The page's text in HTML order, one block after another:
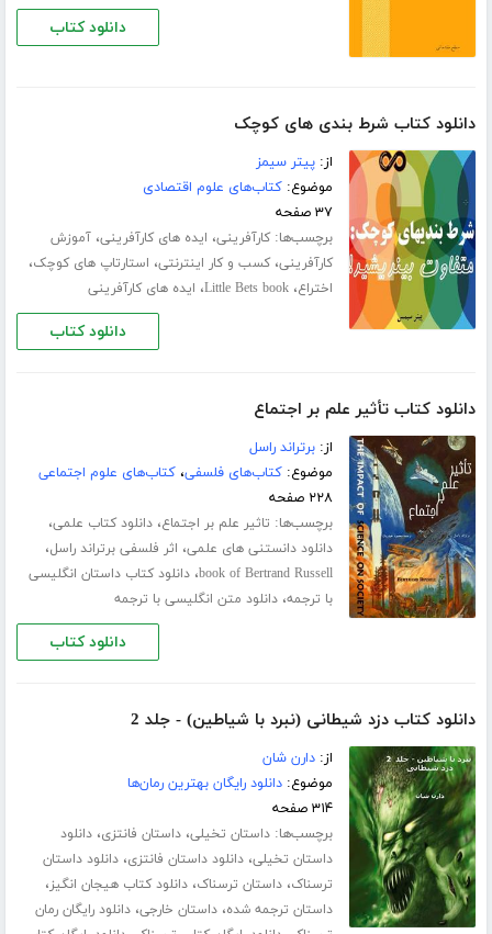
دانلود کتاب
دانلود کتاب شرط بندی های کوچک
از:پیتر سیمز
موضوع:کتاب‌های علوم اقتصادی
۳۷ صفحه
برچسب‌ها:کارآفرینی، ایده های کارآفرینی،آموزش
کارآفرینی،کسب و کار اینترنتی، استارتاپ های کوچک،
اختراع،Little Bets book، ایده های کارآفرینی
دانلود کتاب
دانلود کتاب تأثیر علم بر اجتماع
از:برتراند راسل
موضوع:کتاب‌های فلسفی،کتاب‌های علوم اجتماعی
۲۲۸ صفحه
برچسب‌ها: تاثیر علم بر اجتماع،دانلود کتاب علمی،
دانلود دانستنی های علمی، اثر فلسفی برتراند راسل،
book of Bertrand Russell،دانلود کتاب داستان انگلیسی
با ترجمه،دانلود متن انگلیسی با ترجمه
دانلود کتاب
دانلود کتاب دزد شیطانی (نبرد با شیاطین) - جلد 2
از:دارن شان
موضوع:دانلود رایگان بهترین رمان‌ها
۳۱۴ صفحه
برچسب‌ها:داستان تخیلی،داستان فانتزی،دانلود
داستان تخیلی،دانلود داستان فانتزی،دانلود داستان
ترسناک،داستان ترسناک،دانلود کتاب هیجان انگیز،
داستان ترجمه شده،داستان خارجی،دانلود رایگان رمان